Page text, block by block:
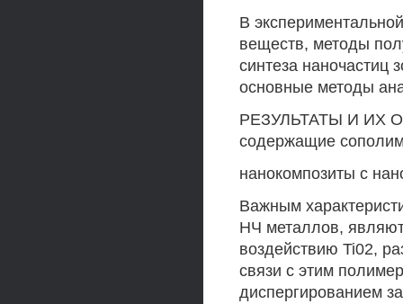
В
веществ, методы
синтеза наночастиц
основные методы
РЕЗУЛЬТАТЫ И ИХ
содержащие
нанокомпозиты с
Важным
НЧ металлов,
воздействию Ti02,
связи с этим
диспергированием